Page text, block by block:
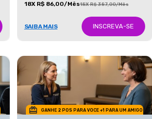
18X R$ 86,00/Mês18X R$ 387,00/Mês
SAIBA MAIS INSCREVA-SE
GANHE 2 POS PARA VOCE +1 PARA UM AMIGO